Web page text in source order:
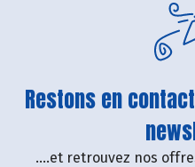
Restons en
....et retrouvez nos